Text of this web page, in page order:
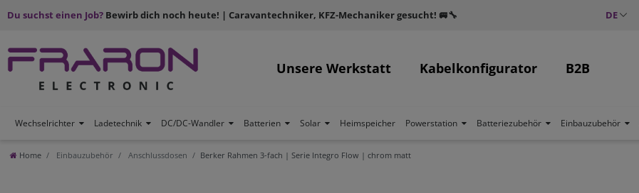
Du suchst einen Job? Bewirb dich noch heute! | Caravantechniker, KFZ-Mechaniker gesucht! 🚐🔧 DE
Unsere Werkstatt Kabelkonfigurator B2B
Wechselrichter Ladetechnik DC/DC-Wandler Batterien Solar Heimspeicher Powerstation Batteriezubehör Einbauzubehör
Home Einbauzubehör Anschlussdosen Berker Rahmen 3-fach | Serie Integro Flow | chrom matt